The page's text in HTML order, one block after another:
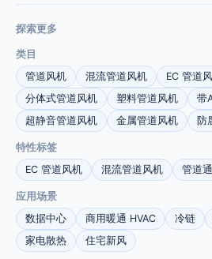
探索更多
类目
管道风机
混流管道风机 EC 管道
分体式管道风机
塑料管道风机
带
超静音管道风机
金属管道风机 防
特性标签
EC 管道风机
混流管道风机 管道
应用场景
数据中心
商用暖通 HVAC 冷链
家电散热
住宅新风